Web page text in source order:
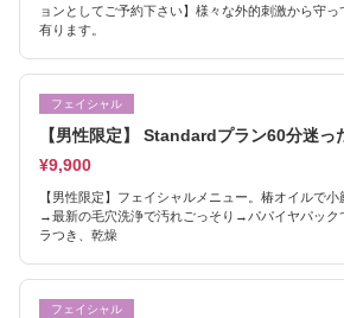
ョンとしてご予約下さい】様々な外的刺激から守っ
有ります。
フェイシャル
【男性限定】 Standardプラン60分迷っ
¥9,900
【男性限定】フェイシャルメニュー。椿オイルで
→最新の毛穴洗浄で汚れごっそり→パパイヤパック
ラつき、乾燥
フェイシャル